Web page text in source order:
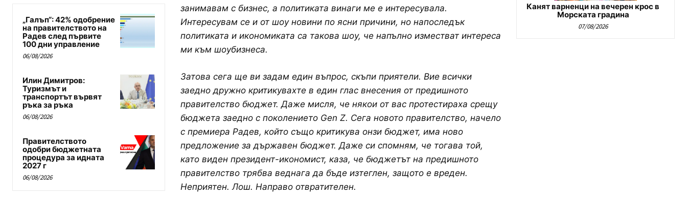
„Галъп“: 42% одобрение
на правителството на
Радев след първите
100 дни управление
06/08/2026
Илин Димитров:
Туризмът и
транспортът вървят
ръка за ръка
06/08/2026
Правителството
одобри бюджетната
процедура за идната
2027 г
06/08/2026
занимавам с бизнес, а политиката винаги ме е интересувала.
Интересувам се и от шоу новини по ясни причини, но напоследък
политиката и икономиката са такова шоу, че напълно изместват интереса
ми към шоубизнеса.
Затова сега ще ви задам един въпрос, скъпи приятели. Вие всички
заедно дружно критикувахте в един глас внесения от предишното
правителство бюджет. Даже мисля, че някои от вас протестираха срещу
бюджета заедно с поколението Gen Z. Сега новото правителство, начело
с премиера Радев, който също критикува онзи бюджет, има ново
предложение за държавен бюджет. Даже си спомням, че тогава той,
като виден президент-икономист, каза, че бюджетът на предишното
правителство трябва веднага да бъде изтеглен, защото е вреден.
Неприятен. Лош. Направо отвратителен.
Канят варненци на вечерен крос в
Морската градина
07/08/2026